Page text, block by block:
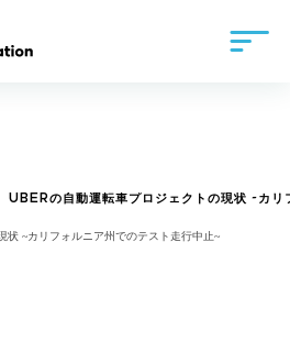
UBERの自動運転車プロジェクトの現状 ~カリ